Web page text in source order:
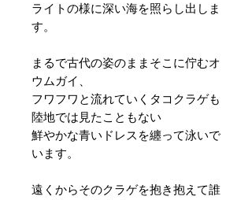
ライトの様に深い海を照らし出しま
す。
まるで古代の姿のままそこに佇むオ
ウムガイ、
フワフワと流れていくタコクラゲも
陸地では見たこともない
鮮やかな青いドレスを纏って泳いで
います。
遠くからそのクラゲを抱き抱えて誰